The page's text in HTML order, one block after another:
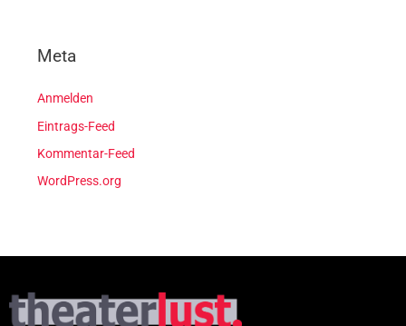
Meta
Anmelden
Eintrags-Feed
Kommentar-Feed
WordPress.org